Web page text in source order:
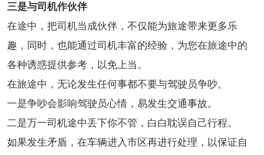
三是与司机作伙伴
在途中，把司机当成伙伴，不仅能为旅途带来更多乐
趣，同时，也能通过司机丰富的经验，为您在旅途中的
各种诱惑提供参考，以免上当。
在旅途中，无论发生任何事都不要与驾驶员争吵。
一是争吵会影响驾驶员心情，易发生交通事故。
二是万一司机途中丢下你不管，白白耽误自己行程。
如果发生矛盾，在车辆进入市区再进行处理，以保证自